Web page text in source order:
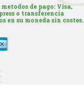
de pago: Visa,
o transferencia
en su moneda sin costes.